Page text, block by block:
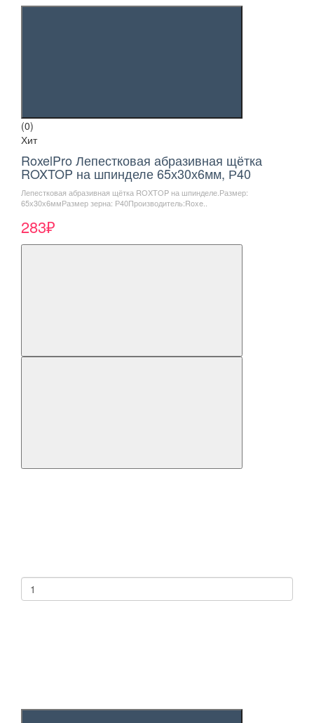
(0)
Хит
RoxelPro Лепестковая абразивная щётка
ROXTOP на шпинделе 65х30х6мм, Р40
Лепестковая абразивная щётка ROXTOP на шпинделе.Размер:
65х30х6ммРазмер зерна: Р40Производитель:Roxe..
283₽